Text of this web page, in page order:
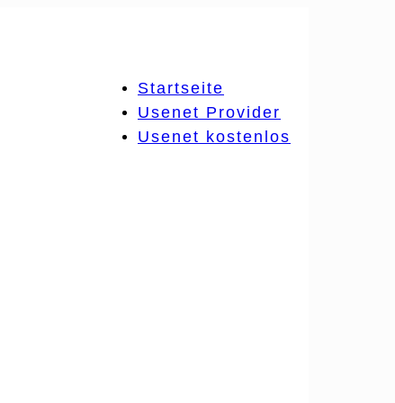
Startseite
Usenet Provider
Usenet kostenlos